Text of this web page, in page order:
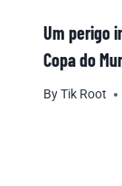
Um perigo
Copa do
ByTik Root